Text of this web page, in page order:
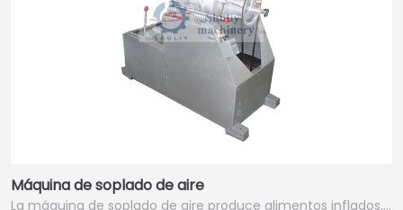
Máquina de soplado de aire
La máquina de soplado de aire produce alimentos inflados,…